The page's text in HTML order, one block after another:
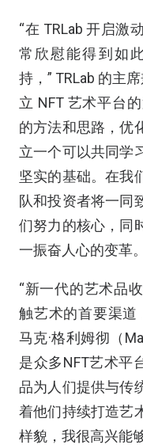
“在 TRLab 开启激
常欣慰能得到如
持，” TRLab 的主
立 NFT 艺术平台
的方法和思路，优
立一个可以共同学
坚实的基础。在我
队和投资者将一同
们努力的核心，同
一振奋人心的变革
“新一代的艺术品
触艺术的首要渠道
马克·格利姆彻（
是众多NFT艺术平
品为人们提供与传
着他们持续打造艺
样貌，我很高兴能